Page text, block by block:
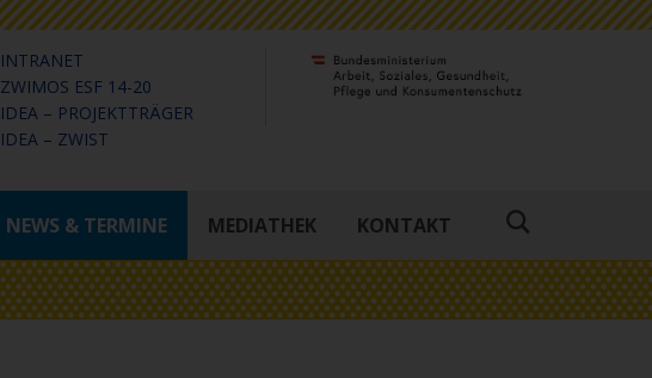
INTRANET
ZWIMOS ESF 14-20
IDEA – PROJEKTTRÄGER
IDEA – ZWIST
NEWS & TERMINE MEDIATHEK KONTAKT
Suche